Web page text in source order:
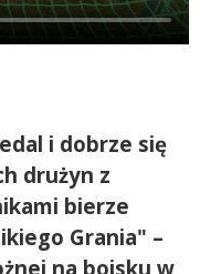
i dobrze się
drużyn z
bierze
Grania" –
na boisku w